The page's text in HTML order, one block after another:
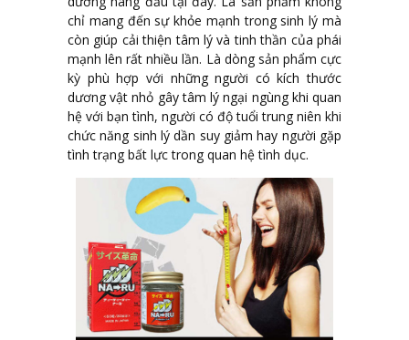
chỉ mang đến sự khỏe mạnh trong sinh lý mà
còn giúp cải thiện tâm lý và tinh thần của phái
mạnh lên rất nhiều lần. Là dòng sản phẩm cực
kỳ phù hợp với những người có kích thước
dương vật nhỏ gây tâm lý ngại ngùng khi quan
hệ với bạn tình, người có độ tuổi trung niên khi
chức năng sinh lý dần suy giảm hay người gặp
tình trạng bất lực trong quan hệ tình dục.